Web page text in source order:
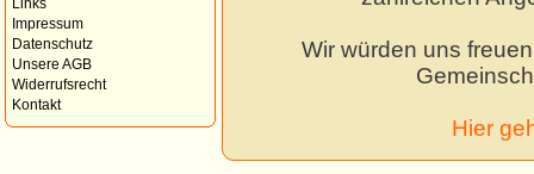
Links
Impressum
Datenschutz
Unsere AGB
Widerrufsrecht
Kontakt
Wir würden uns
Hier